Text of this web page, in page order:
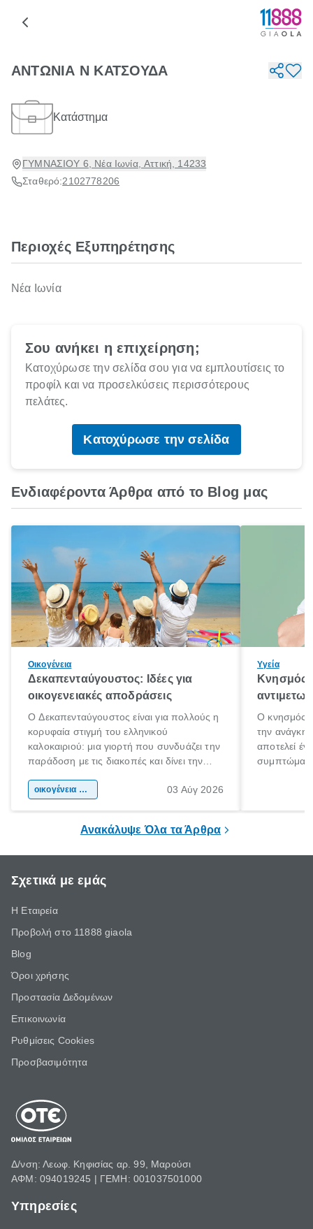
ΑΝΤΩΝΙΑ Ν ΚΑΤΣΟΥΔΑ
Κατάστημα
ΓΥΜΝΑΣΙΟΥ 6, Νέα Ιωνία, Αττική, 14233
Σταθερό:2102778206
Περιοχές Εξυπηρέτησης
Νέα Ιωνία
Σου ανήκει η επιχείρηση;
Κατοχύρωσε την σελίδα σου για να εμπλουτίσεις το
προφίλ και να προσελκύσεις περισσότερους
πελάτες.
Κατοχύρωσε την σελίδα
Ενδιαφέροντα Άρθρα από το Blog μας
Οικογένεια
Δεκαπενταύγουστος: Ιδέες για
οικογενειακές αποδράσεις
Ο Δεκαπενταύγουστος είναι για πολλούς η
κορυφαία στιγμή του ελληνικού
καλοκαιριού: μια γιορτή που συνδυάζει την
παράδοση με τις διακοπές και δίνει την
χώρας. Είτε πρόκειται για λίγες μέρες
οικογένεια & παιδί 03 Αύγ 2026
Υγεία
Κνησμός:
Ο κνησμός
την ανάγκη
αποτελεί
Ανακάλυψε Όλα τα Άρθρα
Σχετικά με εμάς
Η Εταιρεία
Προβολή στο 11888 giaola
Blog
Όροι χρήσης
Προστασία Δεδομένων
Επικοινωνία
Ρυθμίσεις Cookies
Προσβασιμότητα
Δ/νση: Λεωφ. Κηφισίας αρ. 99, Μαρούσι
ΑΦΜ: 094019245 | ΓΕΜΗ: 001037501000
Υπηρεσίες